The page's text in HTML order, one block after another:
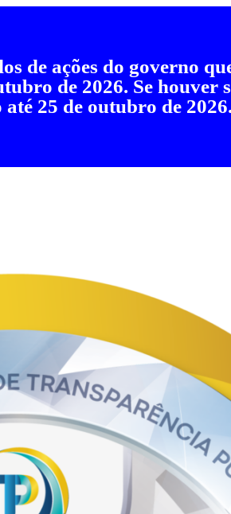
de ações do governo
de 2026. Se houver
25 de outubro de 2026.